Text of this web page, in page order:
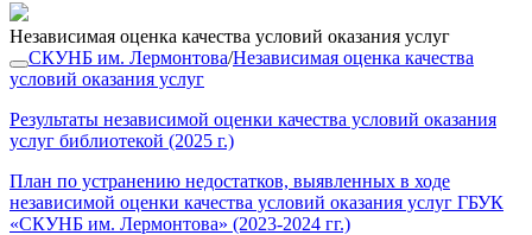
Независимая оценка качества условий оказания услуг
СКУНБ им. Лермонтова/Независимая оценка качества
условий оказания услуг
Результаты независимой оценки качества условий оказания
услуг библиотекой (2025 г.)
План по устранению недостатков, выявленных в ходе
независимой оценки качества условий оказания услуг ГБУК
«СКУНБ им. Лермонтова» (2023-2024 гг.)